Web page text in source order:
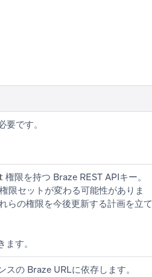
です。
権限を持つ Braze REST APIキー。
限セットが変わる可能性がありま
らの権限を今後更新する計画を立て
す。
の Braze URLに依存します。